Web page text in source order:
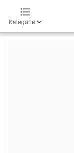
Kategorie